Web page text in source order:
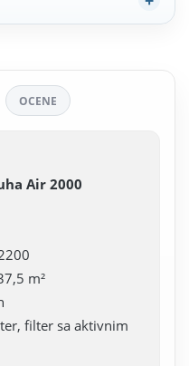
OCENE
Air 2000
m²
filter sa aktivnim